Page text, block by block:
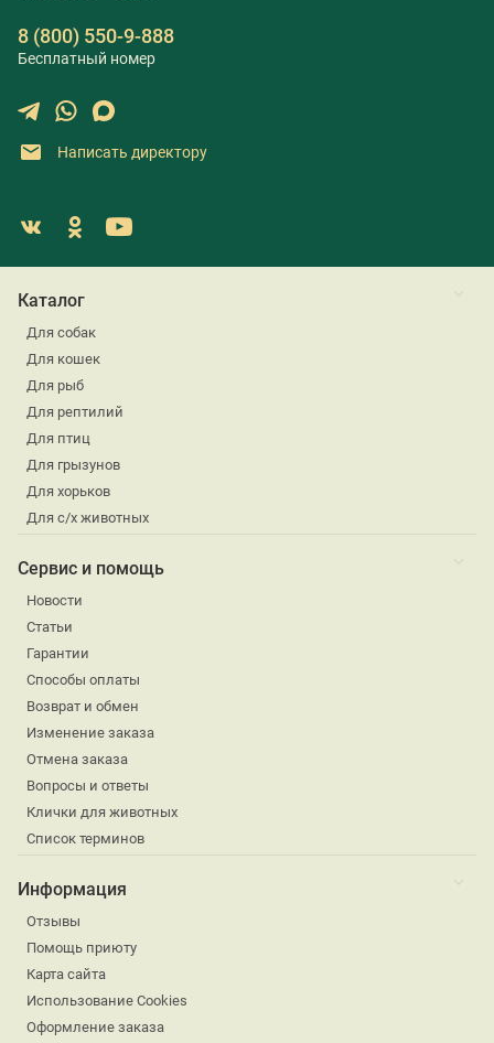
8 (800) 550-9-888
Бесплатный номер
Написать директору
Каталог
Для собак
Для кошек
Для рыб
Для рептилий
Для птиц
Для грызунов
Для хорьков
Для с/х животных
Сервис и помощь
Новости
Статьи
Гарантии
Способы оплаты
Возврат и обмен
Изменение заказа
Отмена заказа
Вопросы и ответы
Клички для животных
Список терминов
Информация
Отзывы
Помощь приюту
Карта сайта
Использование Cookies
Оформление заказа